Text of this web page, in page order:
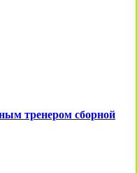
тренером сборной